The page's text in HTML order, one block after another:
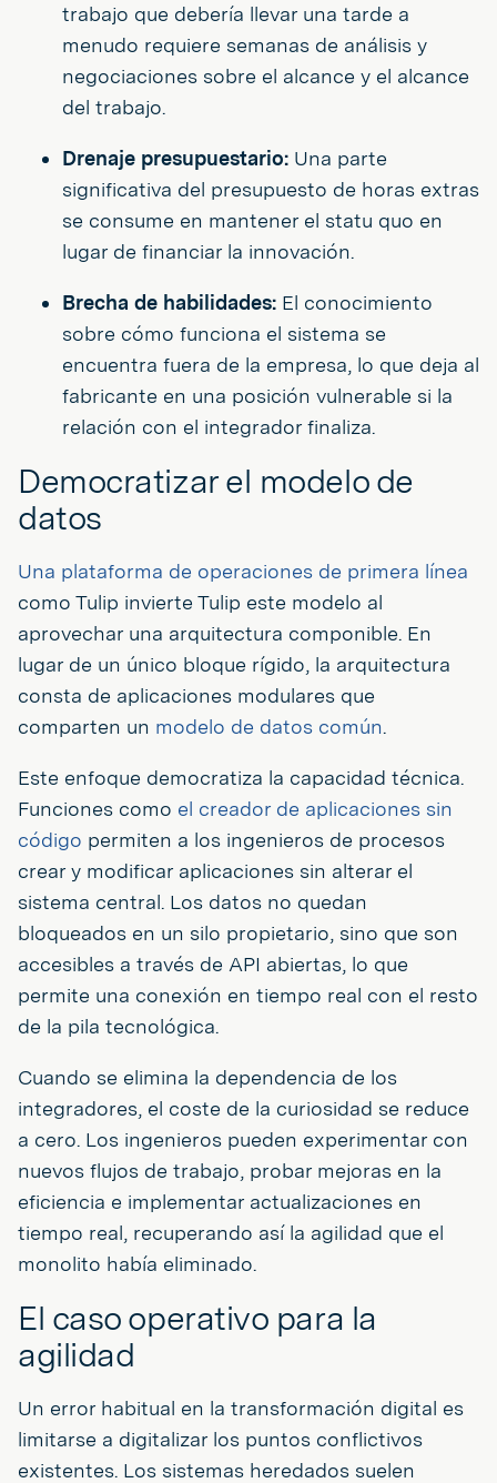
trabajo que debería llevar una tarde a
menudo requiere semanas de análisis y
negociaciones sobre el alcance y el alcance
del trabajo.
Drenaje presupuestario: Una parte
significativa del presupuesto de horas extras
se consume en mantener el statu quo en
lugar de financiar la innovación.
Brecha de habilidades: El conocimiento
sobre cómo funciona el sistema se
encuentra fuera de la empresa, lo que deja al
fabricante en una posición vulnerable si la
relación con el integrador finaliza.
Democratizar el modelo de
datos
Una plataforma de operaciones de primera línea
como Tulip invierte Tulip este modelo al
aprovechar una arquitectura componible. En
lugar de un único bloque rígido, la arquitectura
consta de aplicaciones modulares que
comparten un modelo de datos común.
Este enfoque democratiza la capacidad técnica.
Funciones como el creador de aplicaciones sin
código permiten a los ingenieros de procesos
crear y modificar aplicaciones sin alterar el
sistema central. Los datos no quedan
bloqueados en un silo propietario, sino que son
accesibles a través de API abiertas, lo que
permite una conexión en tiempo real con el resto
de la pila tecnológica.
Cuando se elimina la dependencia de los
integradores, el coste de la curiosidad se reduce
a cero. Los ingenieros pueden experimentar con
nuevos flujos de trabajo, probar mejoras en la
eficiencia e implementar actualizaciones en
tiempo real, recuperando así la agilidad que el
monolito había eliminado.
El caso operativo para la
agilidad
Un error habitual en la transformación digital es
limitarse a digitalizar los puntos conflictivos
existentes. Los sistemas heredados suelen